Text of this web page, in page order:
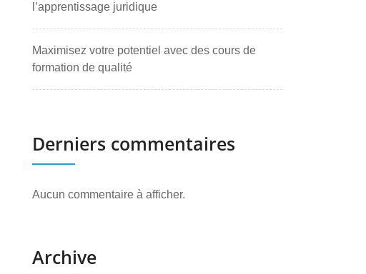
l’apprentissage juridique
Maximisez votre potentiel avec des cours de
formation de qualité
Derniers commentaires
Aucun commentaire à afficher.
Archive